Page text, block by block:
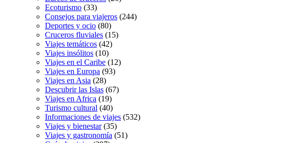
Ecoturismo (33)
Consejos para viajeros (244)
Deportes y ocio (80)
Cruceros fluviales (15)
Viajes temáticos (42)
Viajes insólitos (10)
Viajes en el Caribe (12)
Viajes en Europa (93)
Viajes en Asia (28)
Descubrir las Islas (67)
Viajes en Africa (19)
Turismo cultural (40)
Informaciones de viajes (532)
Viajes y bienestar(35)
Viajes y gastronomía (51)